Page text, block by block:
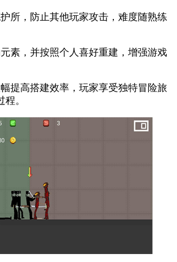
所，防止其他玩家攻击，难度随熟练
素，并按照个人喜好重建，增强游戏
提高搭建效率，玩家享受独特冒险旅
。